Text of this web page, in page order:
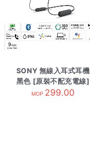
SONY 無線入耳式耳機
黑色 [原裝不配充電線]
WI-C100/BZE
MOP 299.00